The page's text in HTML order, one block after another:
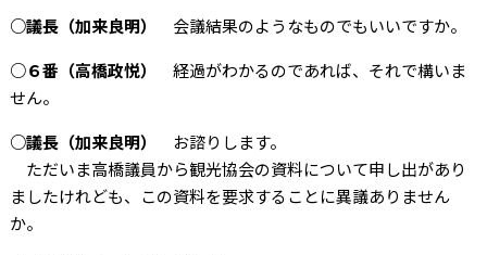
○議長（加来良明）
会議結果のようなものでもいいですか。
○６番（高橋政悦）
経過がわかるのであれば、それで構いま
せん。
○議長（加来良明）
お諮りします。
ただいま高橋議員から観光協会の資料について申し出があり
ましたけれども、この資料を要求することに異議ありません
か。